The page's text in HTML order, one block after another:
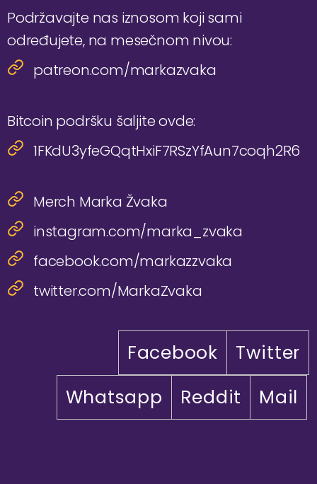
Podržavajte nas iznosom koji sami
određujete, na mesečnom nivou:
patreon.com/markazvaka
Bitcoin podršku šaljite ovde:
1FKdU3yfeGQqtHxiF7RSzYfAun7coqh2R6
Merch Marka Žvaka
instagram.com/marka_zvaka
facebook.com/markazzvaka
twitter.com/MarkaZvaka
Facebook
Twitter
Whatsapp
Reddit Mail